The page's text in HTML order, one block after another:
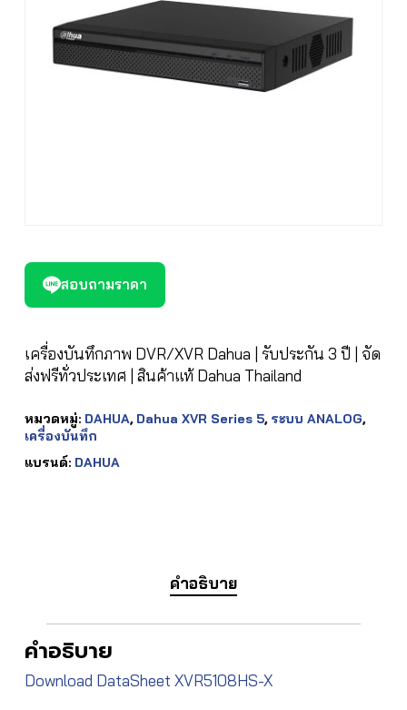
สอบถามราคา
เครื่องบันทึกภาพ DVR/XVR Dahua | รับประกัน 3 ปี | จัด
ส่งฟรีทั่วประเทศ | สินค้าแท้ Dahua Thailand
หมวดหมู่: DAHUA, Dahua XVR Series 5, ระบบ ANALOG,
เครื่องบันทึก
แบรนด์: DAHUA
คำอธิบาย
คำอธิบาย
Download DataSheet XVR5108HS-X